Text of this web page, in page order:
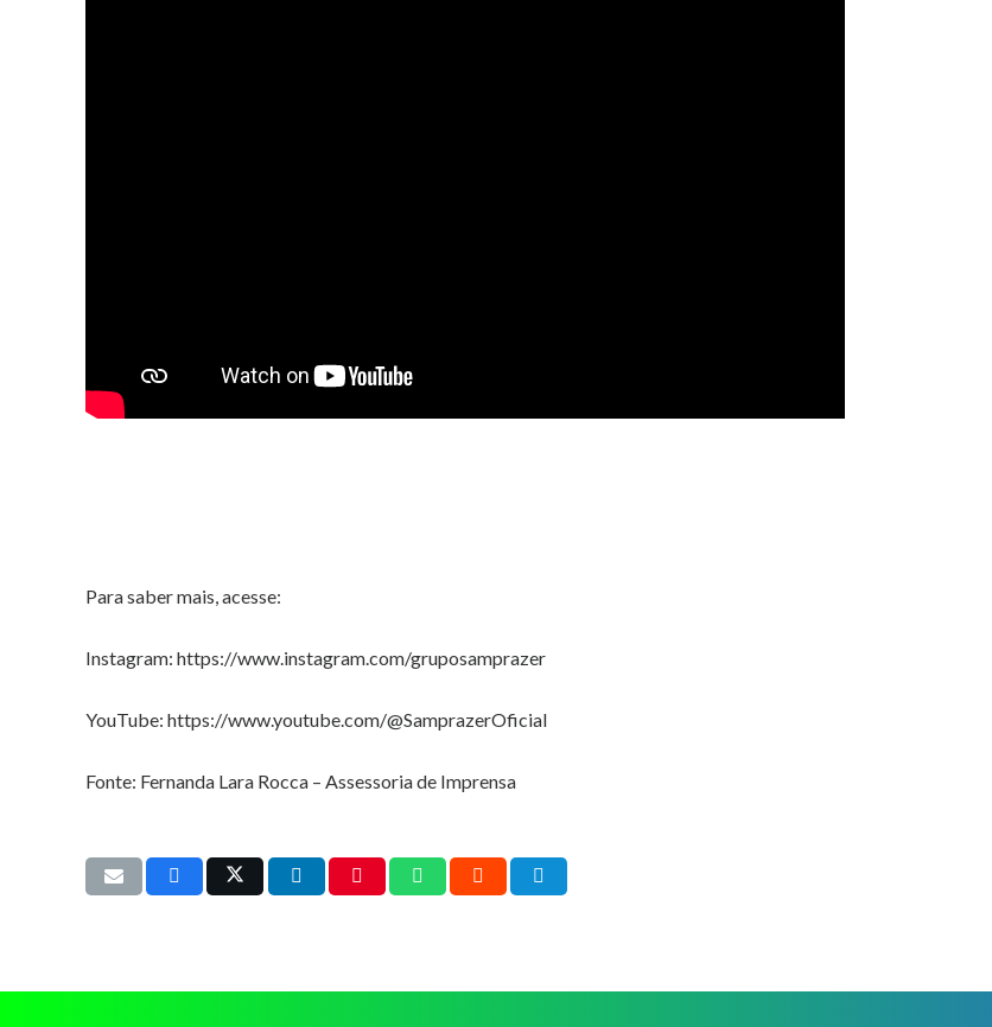
Para saber mais, acesse:
Instagram: https://www.instagram.com/gruposamprazer
YouTube: https://www.youtube.com/@SamprazerOficial
Fonte: Fernanda Lara Rocca – Assessoria de Imprensa